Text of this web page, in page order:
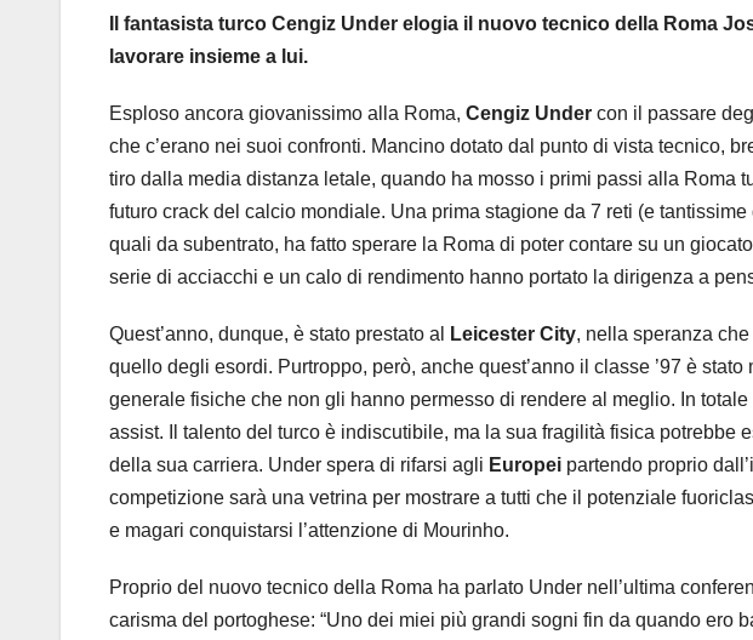
Il fantasista turco Cengiz Under elogia il nuovo tecnico della Roma
lavorare insieme a lui.
Esploso ancora giovanissimo alla Roma, Cengiz Under con il passare
che c’erano nei suoi confronti. Mancino dotato dal punto di vista tecnico,
tiro dalla media distanza letale, quando ha mosso i primi passi alla Roma
futuro crack del calcio mondiale. Una prima stagione da 7 reti (e
quali da subentrato, ha fatto sperare la Roma di poter contare su un
serie di acciacchi e un calo di rendimento hanno portato la dirigenza a
Quest’anno, dunque, è stato prestato al Leicester City, nella speranza
quello degli esordi. Purtroppo, però, anche quest’anno il classe ’97 è
generale fisiche che non gli hanno permesso di rendere al meglio. In
assist. Il talento del turco è indiscutibile, ma la sua fragilità fisica potrebbe
della sua carriera. Under spera di rifarsi agli Europei partendo proprio
competizione sarà una vetrina per mostrare a tutti che il potenziale
e magari conquistarsi l’attenzione di Mourinho.
Proprio del nuovo tecnico della Roma ha parlato Under nell’ultima
carisma del portoghese: “Uno dei miei più grandi sogni fin da quando ero